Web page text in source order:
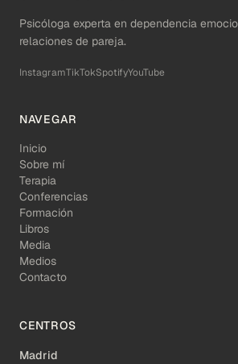
Psicóloga experta en dependencia
relaciones de pareja.
InstagramTikTokSpotifyYouTube
NAVEGAR
Inicio
Sobre mí
Terapia
Conferencias
Formación
Libros
Media
Medios
Contacto
CENTROS
Madrid